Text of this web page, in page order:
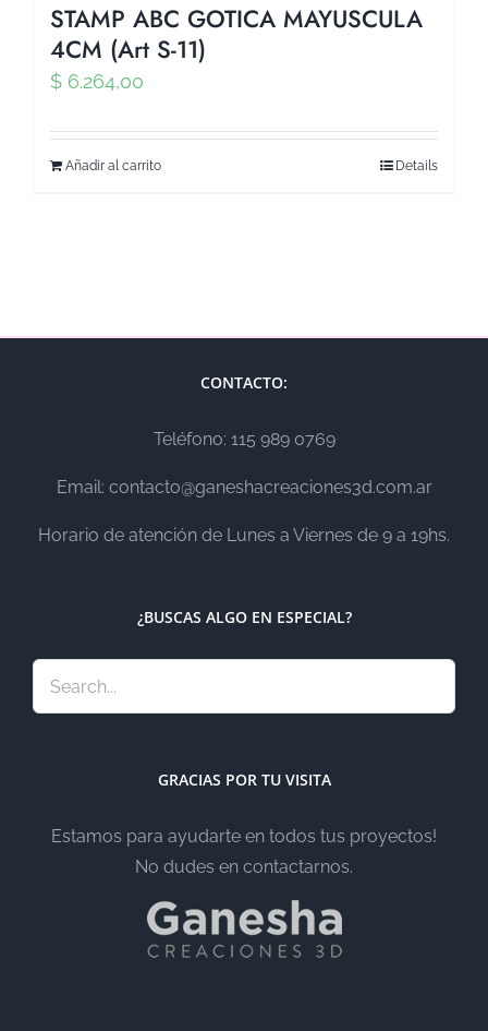
STAMP ABC GOTICA MAYUSCULA
4CM (Art S-11)
$ 6.264,00
Añadir al carrito Details
CONTACTO:
Teléfono: 115 989 0769
Email: contacto@ganeshacreaciones3d.com.ar
Horario de atención de Lunes a Viernes de 9 a 19hs.
¿BUSCAS ALGO EN ESPECIAL?
GRACIAS POR TU VISITA
Estamos para ayudarte en todos tus proyectos!
No dudes en contactarnos.